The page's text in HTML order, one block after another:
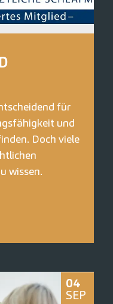
für
und
Doch viele
wissen.
04
SEP